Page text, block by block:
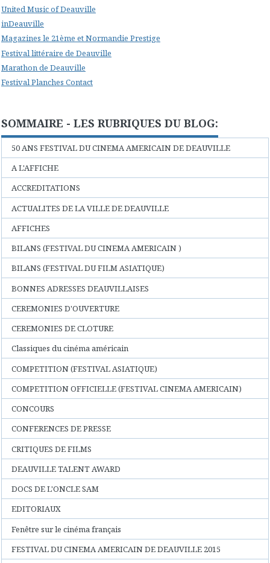
United Music of Deauville
inDeauville
Magazines le 21ème et Normandie Prestige
Festival littéraire de Deauville
Marathon de Deauville
Festival Planches Contact
SOMMAIRE - LES RUBRIQUES DU BLOG:
50 ANS FESTIVAL DU CINEMA AMERICAIN DE DEAUVILLE
A L'AFFICHE
ACCREDITATIONS
ACTUALITES DE LA VILLE DE DEAUVILLE
AFFICHES
BILANS (FESTIVAL DU CINEMA AMERICAIN )
BILANS (FESTIVAL DU FILM ASIATIQUE)
BONNES ADRESSES DEAUVILLAISES
CEREMONIES D'OUVERTURE
CEREMONIES DE CLOTURE
Classiques du cinéma américain
COMPETITION (FESTIVAL ASIATIQUE)
COMPETITION OFFICIELLE (FESTIVAL CINEMA AMERICAIN)
CONCOURS
CONFERENCES DE PRESSE
CRITIQUES DE FILMS
DEAUVILLE TALENT AWARD
DOCS DE L'ONCLE SAM
EDITORIAUX
Fenêtre sur le cinéma français
FESTIVAL DU CINEMA AMERICAIN DE DEAUVILLE 2015